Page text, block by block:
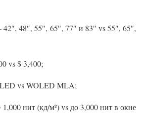
48″, 55″, 65″, 77″ и 83″ vs 55″, 65″,
vs $ 3,400;
vs WOLED MLA;
нит (кд/м²) vs до 3,000 нит в окне